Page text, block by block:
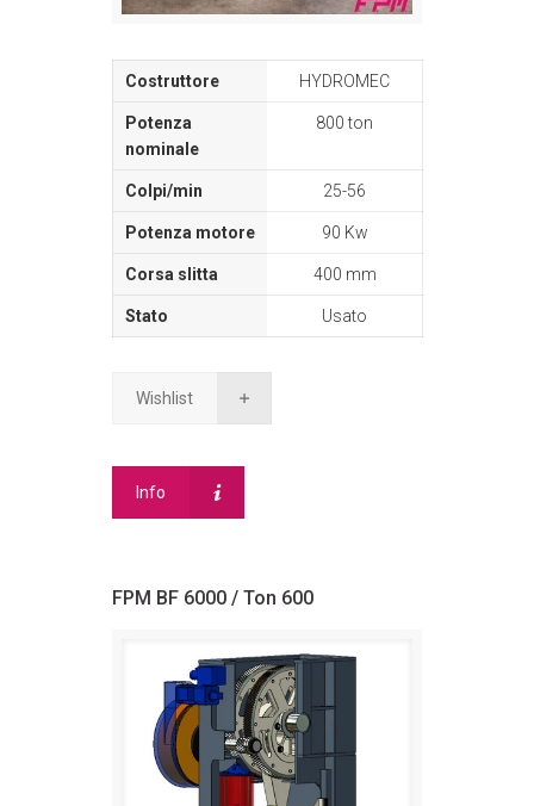
HYDROMEC
800 ton
25-56
90 Kw
400 mm
Usato
Wishlist
Info
FPM BF 6000 / Ton 600